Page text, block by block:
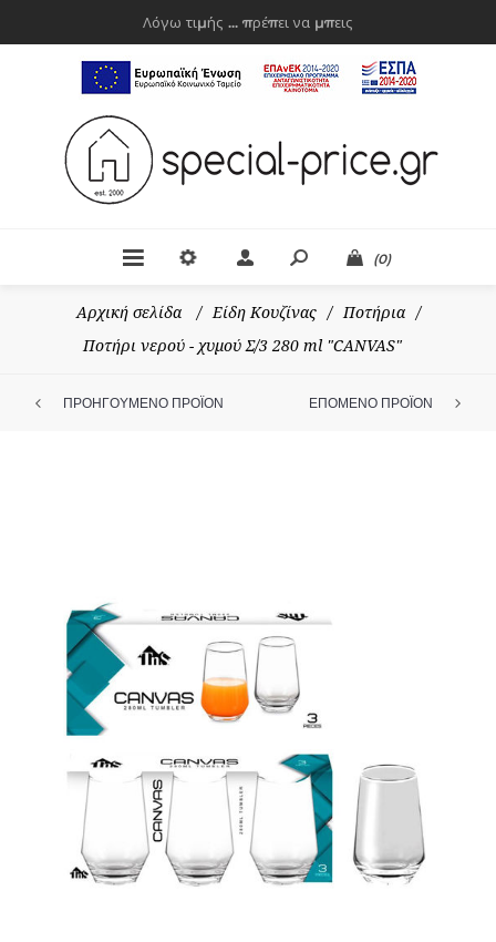
Λόγω τιμής ... πρέπει να μπεις
(0)
Αρχική σελίδα / Είδη Κουζίνας / Ποτήρια
/
Ποτήρι νερού - χυμού Σ/3 280 ml "CANVAS"
ΠΡΟΗΓΟΥΜΕΝΟ ΠΡΟΪΟΝ ΕΠΟΜΕΝΟ ΠΡΟΪΟΝ